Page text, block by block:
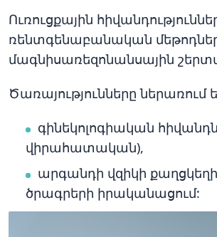
Ուռուցքային
ռենտգենաբանական
մագնիսառեզոնանսային
Ծառայությունները ներառում
գինեկոլոգիական
վիրահատական),
արգանդի վզիկի
ծրագրերի իրականացում: